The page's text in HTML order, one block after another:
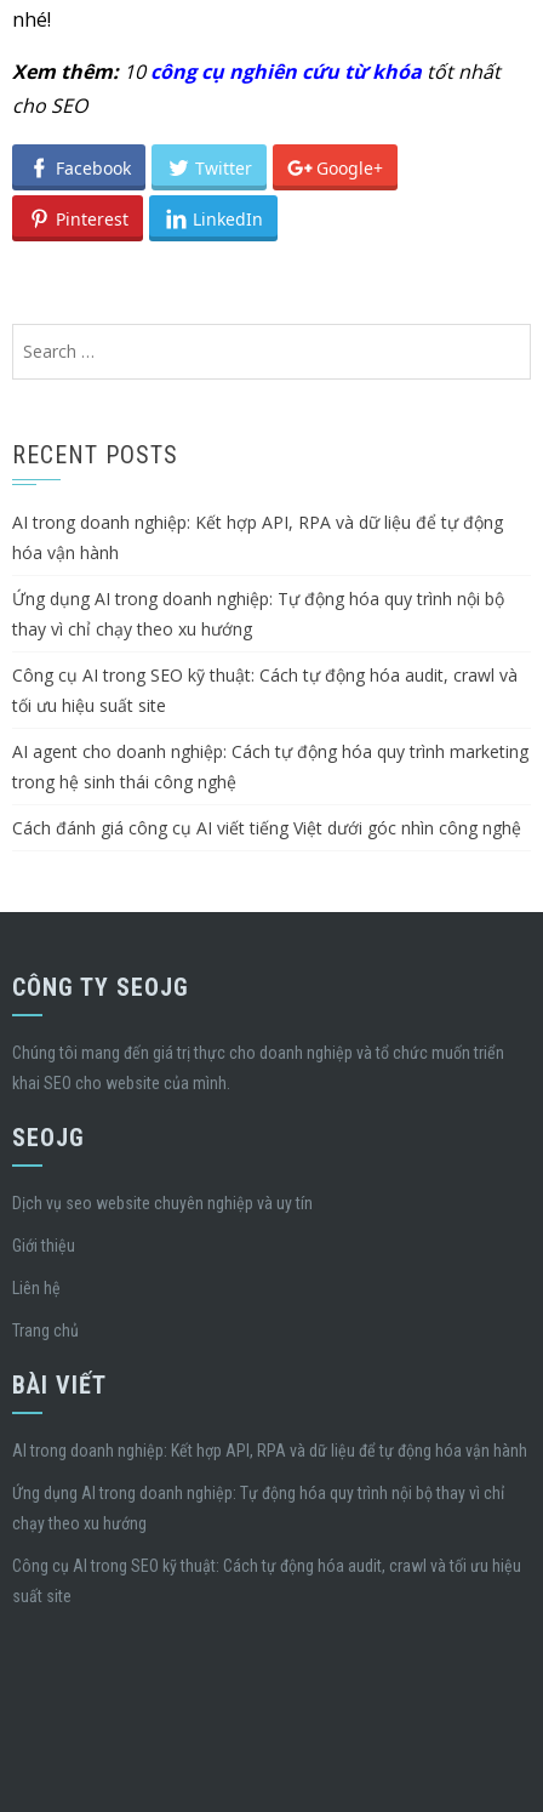
nhé!
Xem thêm: 10công cụ nghiên cứu từ khóa tốt nhất
cho SEO
Facebook Twitter Google+
Pinterest LinkedIn
RECENT POSTS
AI trong doanh nghiệp: Kết hợp API, RPA và dữ liệu để tự động
hóa vận hành
Ứng dụng AI trong doanh nghiệp: Tự động hóa quy trình nội bộ
thay vì chỉ chạy theo xu hướng
Công cụ AI trong SEO kỹ thuật: Cách tự động hóa audit, crawl và
tối ưu hiệu suất site
AI agent cho doanh nghiệp: Cách tự động hóa quy trình marketing
trong hệ sinh thái công nghệ
Cách đánh giá công cụ AI viết tiếng Việt dưới góc nhìn công nghệ
CÔNG TY SEOJG
Chúng tôi mang đến giá trị thực cho doanh nghiệp và tổ chức muốn triển
khai SEO cho website của mình.
SEOJG
Dịch vụ seo website chuyên nghiệp và uy tín
Giới thiệu
Liên hệ
Trang chủ
BÀI VIẾT
AI trong doanh nghiệp: Kết hợp API, RPA và dữ liệu để tự động hóa vận hành
Ứng dụng AI trong doanh nghiệp: Tự động hóa quy trình nội bộ thay vì chỉ
chạy theo xu hướng
Công cụ AI trong SEO kỹ thuật: Cách tự động hóa audit, crawl và tối ưu hiệu
suất site